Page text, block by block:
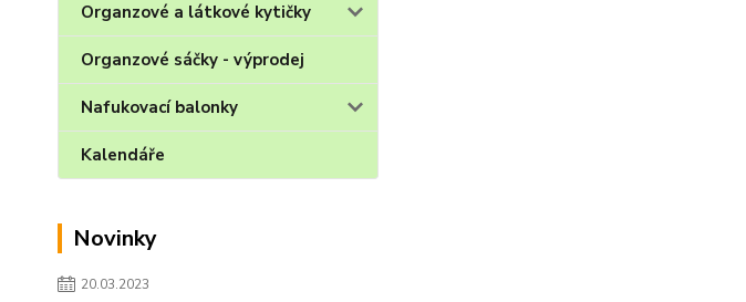
Organzové a látkové kytičky
Organzové sáčky - výprodej
Nafukovací balonky
Kalendáře
Novinky
20.03.2023